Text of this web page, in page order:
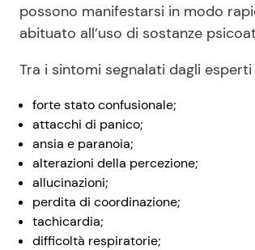
possono manifestarsi in modo
abituato all’uso di sostanze
Tra i sintomi segnalati dagli
forte stato confusionale;
attacchi di panico;
ansia e paranoia;
alterazioni della percezione;
allucinazioni;
perdita di coordinazione;
tachicardia;
difficoltà respiratorie;